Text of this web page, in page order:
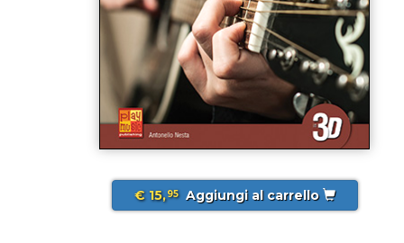
€ 15,95 Aggiungi al carrello